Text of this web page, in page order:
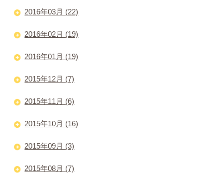
2016年03月 (22)
2016年02月 (19)
2016年01月 (19)
2015年12月 (7)
2015年11月 (6)
2015年10月 (16)
2015年09月 (3)
2015年08月 (7)